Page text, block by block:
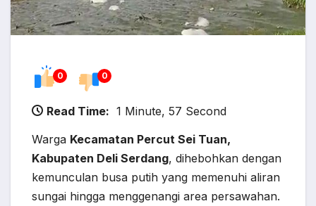
0 0
Read Time: 1 Minute, 57 Second
Warga Kecamatan Percut Sei Tuan,
Kabupaten Deli Serdang, dihebohkan dengan
kemunculan busa putih yang memenuhi aliran
sungai hingga menggenangi area persawahan.